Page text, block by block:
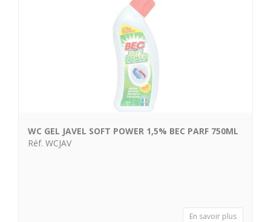
WC GEL JAVEL SOFT POWER 1,5% BEC PARF 750ML
Réf. WCJAV
En savoir plus